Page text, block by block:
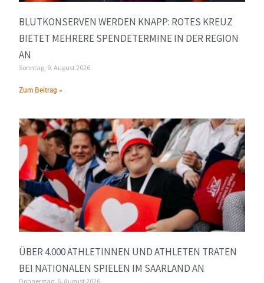
BLUTKONSERVEN WERDEN KNAPP: ROTES KREUZ
BIETET MEHRERE SPENDETERMINE IN DER REGION
AN
Sonntag, 9. August 2026
Zum Beitrag »
ÜBER 4.000 ATHLETINNEN UND ATHLETEN TRATEN
BEI NATIONALEN SPIELEN IM SAARLAND AN
Donnerstag, 6. August 2026